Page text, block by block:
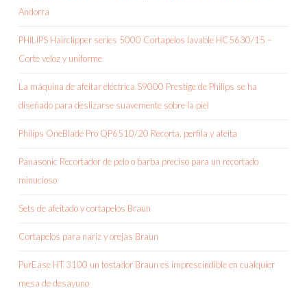
Andorra
PHILIPS Hairclipper series 5000 Cortapelos lavable HC5630/15 –
Corte veloz y uniforme
La máquina de afeitar eléctrica S9000 Prestige de Philips se ha
diseñado para deslizarse suavemente sobre la piel
Philips OneBlade Pro QP6510/20 Recorta, perfila y afeita
Panasonic Recortador de pelo o barba preciso para un recortado
minucioso
Sets de afeitado y cortapelos Braun
Cortapelos para nariz y orejas Braun
PurEase HT 3100 un tostador Braun es imprescindible en cualquier
mesa de desayuno